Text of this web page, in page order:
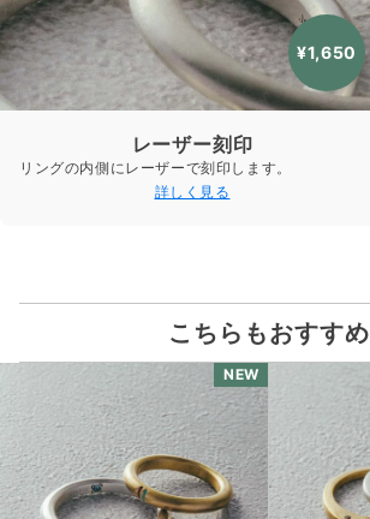
¥1,650
レーザー刻印
リングの内側にレーザーで刻印します。
詳しく見る
こちらもおすすめ
NEW